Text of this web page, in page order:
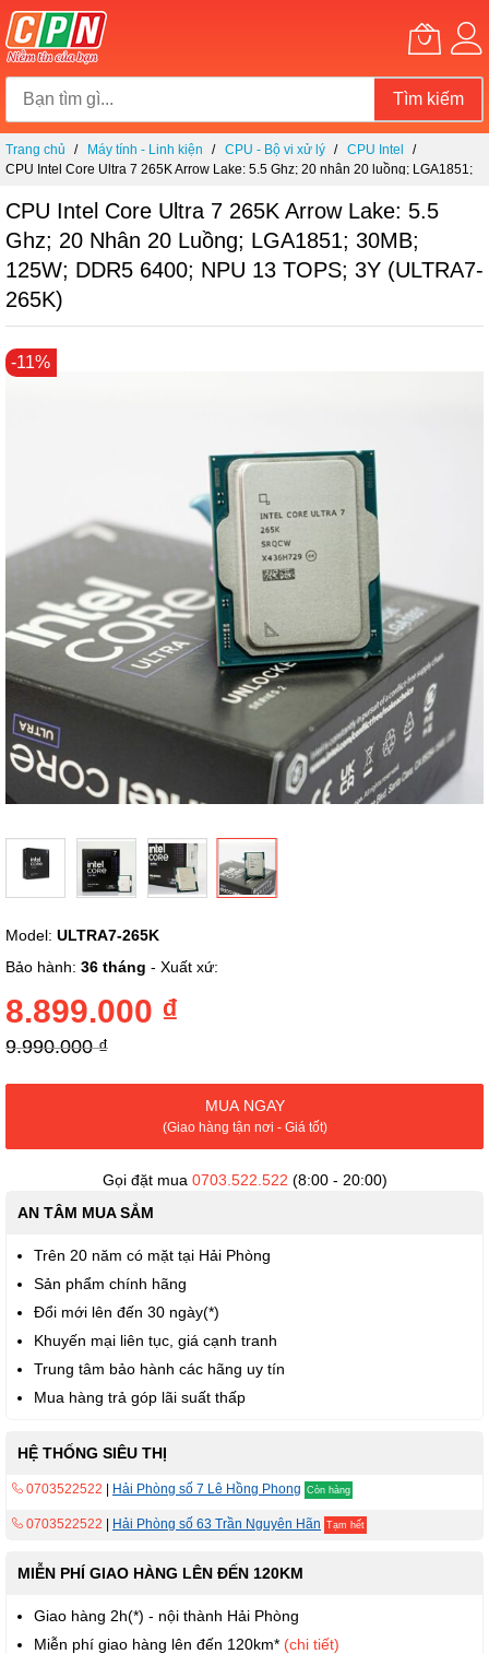
Tìm kiếm
Chuyển
đến
dung
Trang chủ Máy tính - Linh kiện CPU - Bộ vi xử lý
CPU Intel
CPU Intel Core Ultra 7 265K Arrow Lake: 5.5 Ghz; 20 nhân 20 luồng; LGA1851;
CPU Intel Core Ultra 7 265K Arrow Lake: 5.5
Ghz; 20 Nhân 20 Luồng; LGA1851; 30MB;
125W; DDR5 6400; NPU 13 TOPS; 3Y (ULTRA7-
265K)
Chuyển
đến
đến
phần
của
thư
viện
ảnh
-11%
Model: ULTRA7-265K
Bảo hành: 36 tháng - Xuất xứ:
8.899.000 ₫
9.990.000 ₫
MUA NGAY
(Giao hàng tận nơi - Giá tốt)
Gọi đặt mua 0703.522.522 (8:00 - 20:00)
AN TÂM MUA SẮM
Trên 20 năm có mặt tại Hải Phòng
Sản phẩm chính hãng
Đổi mới lên đến 30 ngày(*)
Khuyến mại liên tục, giá cạnh tranh
Trung tâm bảo hành các hãng uy tín
Mua hàng trả góp lãi suất thấp
HỆ THỐNG SIÊU THỊ
0703522522 Hải Phòng số 7 Lê Hồng Phong Còn hàng
0703522522 Hải Phòng số 63 Trần Nguyên Hãn Tạm hết
MIỄN PHÍ GIAO HÀNG LÊN ĐẾN 120KM
Giao hàng 2h(*) - nội thành Hải Phòng
Miễn phí giao hàng lên đến 120km* (chi tiết)